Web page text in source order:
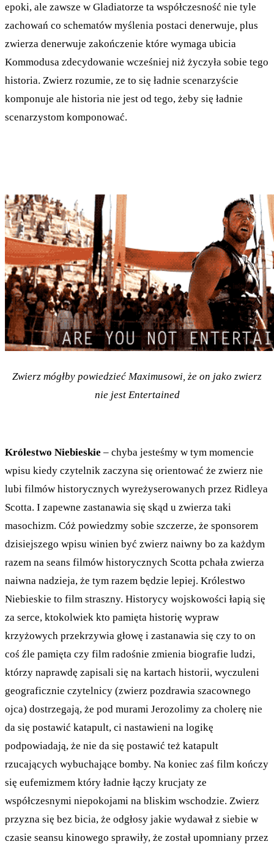
epoki, ale zawsze w Gladiatorze ta współczesność nie tyle
zachowań co schematów myślenia postaci denerwuje, plus
zwierza denerwuje zakończenie które wymaga ubicia
Kommodusa zdecydowanie wcześniej niż życzyła sobie tego
historia. Zwierz rozumie, ze to się ładnie scenarzyście
komponuje ale historia nie jest od tego, żeby się ładnie
scenarzystom komponować.
Zwierz mógłby powiedzieć Maximusowi, że on jako zwierz
nie jest Entertained
Królestwo Niebieskie – chyba jesteśmy w tym momencie
wpisu kiedy czytelnik zaczyna się orientować że zwierz nie
lubi filmów historycznych wyreżyserowanych przez Ridleya
Scotta. I zapewne zastanawia się skąd u zwierza taki
masochizm. Cóż powiedzmy sobie szczerze, że sponsorem
dzisiejszego wpisu winien być zwierz naiwny bo za każdym
razem na seans filmów historycznych Scotta pchała zwierza
naiwna nadzieja, że tym razem będzie lepiej. Królestwo
Niebieskie to film straszny. Historycy wojskowości łapią się
za serce, ktokolwiek kto pamięta historię wypraw
krzyżowych przekrzywia głowę i zastanawia się czy to on
coś źle pamięta czy film radośnie zmienia biografie ludzi,
którzy naprawdę zapisali się na kartach historii, wyczuleni
geograficznie czytelnicy (zwierz pozdrawia szacownego
ojca) dostrzegają, że pod murami Jerozolimy za cholerę nie
da się postawić katapult, ci nastawieni na logikę
podpowiadają, że nie da się postawić też katapult
rzucających wybuchające bomby. Na koniec zaś film kończy
się eufemizmem który ładnie łączy krucjaty ze
współczesnymi niepokojami na bliskim wschodzie. Zwierz
przyzna się bez bicia, że odgłosy jakie wydawał z siebie w
czasie seansu kinowego sprawiły, że został upomniany przez